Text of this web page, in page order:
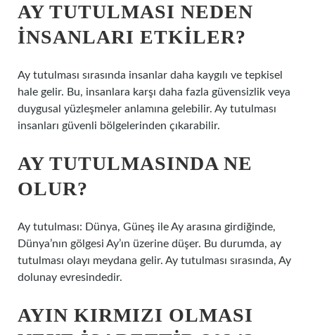
AY TUTULMASI NEDEN
INSANLARI ETKILER?
Ay tutulması sırasında insanlar daha kaygılı ve tepkisel
hale gelir. Bu, insanlara karşı daha fazla güvensizlik veya
duygusal yüzleşmeler anlamına gelebilir. Ay tutulması
insanları güvenli bölgelerinden çıkarabilir.
AY TUTULMASINDA NE
OLUR?
Ay tutulması: Dünya, Güneş ile Ay arasına girdiğinde,
Dünya’nın gölgesi Ay’ın üzerine düşer. Bu durumda, ay
tutulması olayı meydana gelir. Ay tutulması sırasında, Ay
dolunay evresindedir.
AYIN KIRMIZI OLMASI